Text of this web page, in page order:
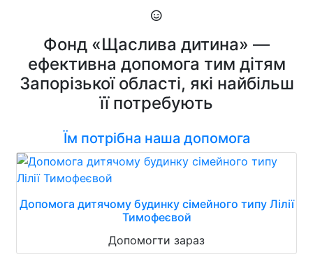
Фонд «Щаслива дитина» —
ефективна допомога тим дітям
Запорізької області, які найбільш
її потребують
Їм потрібна наша допомога
Допомога дитячому будинку сімейного типу Лілії
Тимофеєвой
Допомогти зараз